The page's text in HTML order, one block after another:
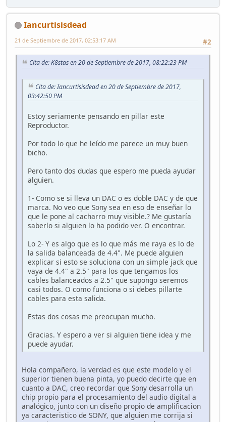
Iancurtisisdead
#2
21 de Septiembre de 2017, 02:53:17 AM
Cita de: K8stas en 20 de Septiembre de 2017, 08:22:23 PM
Cita de: Iancurtisisdead en 20 de Septiembre de 2017,
03:42:50 PM
Estoy seriamente pensando en pillar este
Reproductor.
Por todo lo que he leído me parece un muy buen
bicho.
Pero tanto dos dudas que espero me pueda ayudar
alguien.
1- Como se si lleva un DAC o es doble DAC y de que
marca. No veo que Sony sea en eso de enseñar lo
que le pone al cacharro muy visible.? Me gustaría
saberlo si alguien lo ha podido ver. O encontrar.
Lo 2- Y es algo que es lo que más me raya es lo de
la salida balanceada de 4.4". Me puede alguien
explicar si esto se soluciona con un simple jack que
vaya de 4.4" a 2.5" para los que tengamos los
cables balanceados a 2.5" que supongo seremos
casi todos. O como funciona o si debes pillarte
cables para esta salida.
Estas dos cosas me preocupan mucho.
Gracias. Y espero a ver si alguien tiene idea y me
puede ayudar.
Hola compañero, la verdad es que este modelo y el
superior tienen buena pinta, yo puedo decirte que en
cuanto a DAC, creo recordar que Sony desarrolla un
chip propio para el procesamiento del audio digital a
analógico, junto con un diseño propio de amplificacion
ya caracteristico de SONY, que alguien me corrija si